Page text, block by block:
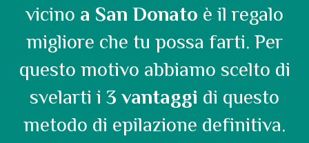
vicino a San Donato è il regalo
migliore che tu possa farti. Per
questo motivo abbiamo scelto di
svelarti i 3 vantaggi di questo
metodo di epilazione definitiva.